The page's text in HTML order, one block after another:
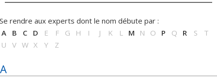
rendre aux experts dont le nom débute par :
A
B C D E F G H I J K L M N O P Q R S
T
U
V W X Y Z
A